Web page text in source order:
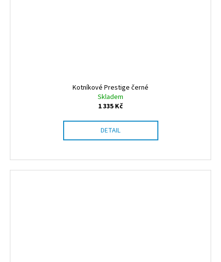
Kotníkové Prestige černé
Skladem
1 335 Kč
DETAIL